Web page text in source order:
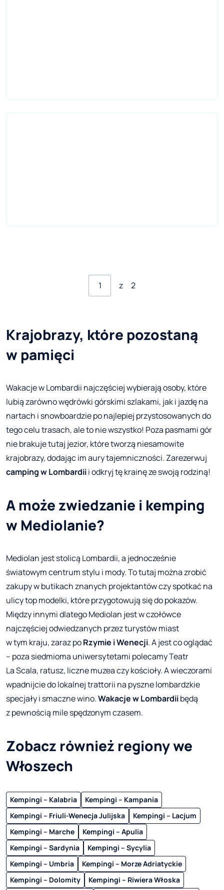
z 2
Krajobrazy, które pozostaną
w pamięci
Wakacje w Lombardii najczęściej wybierają osoby, które
lubią zarówno wędrówki górskimi szlakami, jak i jazdę na
nartach i snowboardzie po najlepiej przystosowanych do
tego celu trasach, ale to nie wszystko! Poza pasmami gór
nie brakuje tutaj jezior, które tworzą niesamowite
krajobrazy, dodając im aury tajemniczności. Zarezerwuj
camping w Lombardiii odkryj tę krainę ze swoją rodziną!
A może zwiedzanie i kemping
w Mediolanie?
Mediolan jest stolicą Lombardii, a jednocześnie
światowym centrum stylu i mody. To tutaj można zrobić
zakupy w butikach znanych projektantów czy spotkać na
ulicy top modelki, które przygotowują się do pokazów.
Między innymi dlatego Mediolan jest w czołówce
najczęściej odwiedzanych przez turystów miast
w tym kraju, zaraz poRzymie i Wenecji. A jest co oglądać
– poza siedmioma uniwersytetami polecamy Teatr
La Scala, ratusz, liczne muzea czy kościoły. A wieczorami
wpadnijcie do lokalnej trattorii na pyszne lombardzkie
specjały i smaczne wino.Wakacje w Lombardiibędą
z pewnością mile spędzonym czasem.
Zobacz również regiony we
Włoszech
Kempingi – Kalabria
Kempingi – Kampania
Kempingi – Friuli-Wenecja Julijska
Kempingi – Lacjum
Kempingi – Marche
Kempingi – Apulia
Kempingi – Sardynia
Kempingi – Sycylia
Kempingi – Umbria
Kempingi – Morze Adriatyckie
Kempingi – Dolomity
Kempingi – Riwiera Włoska